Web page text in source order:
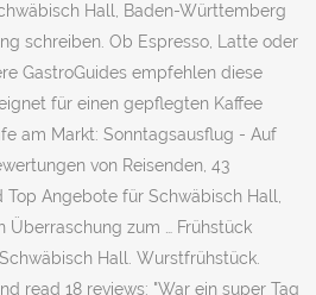
Hall, Baden-Württemberg
schreiben. Ob Espresso, Latte oder
GastroGuides empfehlen diese
für einen gepflegten Kaffee
am Markt: Sonntagsausflug - Auf
von Reisenden, 43
Angebote für Schwäbisch Hall,
Überraschung zum … Frühstück
Hall. Wurstfrühstück.
read 18 reviews: "War ein super Tag